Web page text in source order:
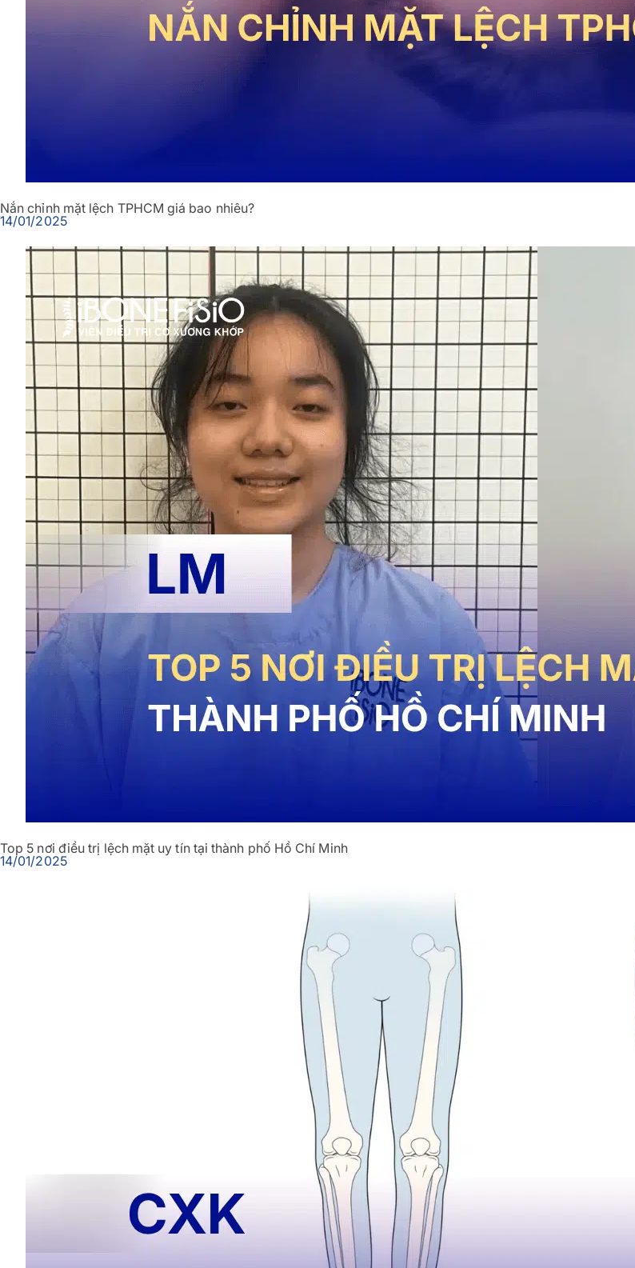
Nắn chỉnh mặt lệch TPHCM giá bao nhiêu?
14/01/2025
Top 5 nơi điều trị lệch mặt uy tín tại thành phố Hồ Chí Minh
14/01/2025